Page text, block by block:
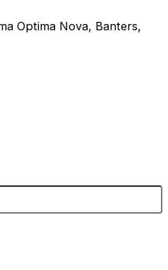
Optima Nova, Banters,